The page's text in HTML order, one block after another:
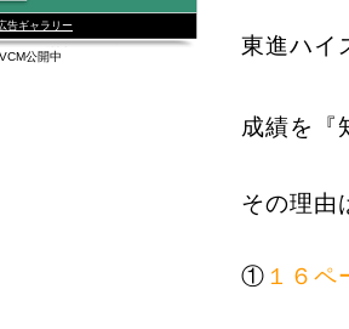
東進ハイ
成績を『
その理由
① １６ペ
告ギャラリー
公開中